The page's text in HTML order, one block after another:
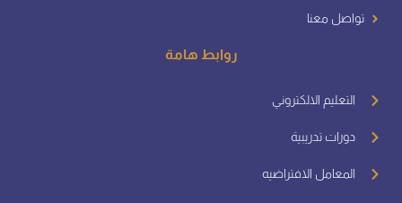
تواصل معنا
روابط هامة
التعليم الالكتروني
دورات تدريبية
المعامل الافتراضيه